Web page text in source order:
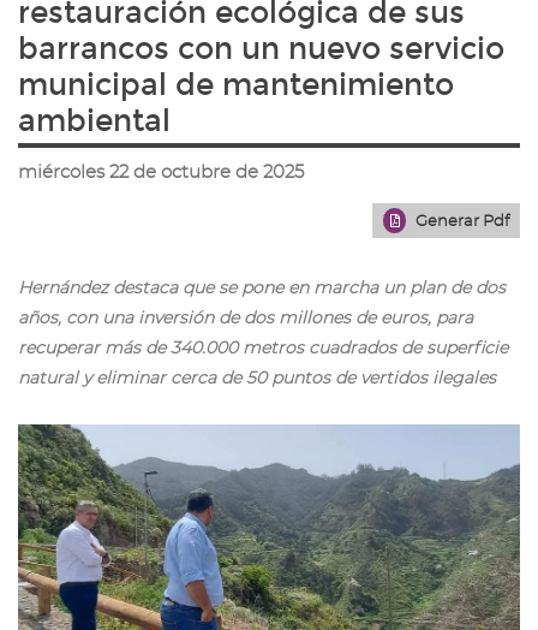
para
a
la
de
inicio
restauración ecológica de sus
barrancos con un nuevo servicio
municipal de mantenimiento
ambiental
miércoles 22 de octubre de 2025
Generar Pdf
Hernández destaca que se pone en marcha un plan de dos
años, con una inversión de dos millones de euros, para
recuperar más de 340.000 metros cuadrados de superficie
natural y eliminar cerca de 50 puntos de vertidos ilegales